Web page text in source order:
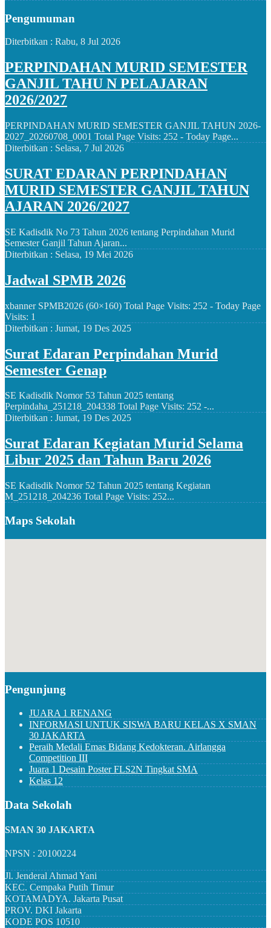
Pengumuman
Diterbitkan : Rabu, 8 Jul 2026
PERPINDAHAN MURID SEMESTER
GANJIL TAHU N PELAJARAN
2026/2027
PERPINDAHAN MURID SEMESTER GANJIL TAHUN 2026-
2027_20260708_0001 Total Page Visits: 252 - Today Page...
Diterbitkan : Selasa, 7 Jul 2026
SURAT EDARAN PERPINDAHAN
MURID SEMESTER GANJIL TAHUN
AJARAN 2026/2027
SE Kadisdik No 73 Tahun 2026 tentang Perpindahan Murid
Semester Ganjil Tahun Ajaran...
Diterbitkan : Selasa, 19 Mei 2026
Jadwal SPMB 2026
xbanner SPMB2026 (60×160) Total Page Visits: 252 - Today Page
Visits: 1
Diterbitkan : Jumat, 19 Des 2025
Surat Edaran Perpindahan Murid
Semester Genap
SE Kadisdik Nomor 53 Tahun 2025 tentang
Perpindaha_251218_204338 Total Page Visits: 252 -...
Diterbitkan : Jumat, 19 Des 2025
Surat Edaran Kegiatan Murid Selama
Libur 2025 dan Tahun Baru 2026
SE Kadisdik Nomor 52 Tahun 2025 tentang Kegiatan
M_251218_204236 Total Page Visits: 252...
Maps Sekolah
Pengunjung
JUARA 1 RENANG
INFORMASI UNTUK SISWA BARU KELAS X SMAN
30 JAKARTA
Peraih Medali Emas Bidang Kedokteran. Airlangga
Competition III
Juara 1 Desain Poster FLS2N Tingkat SMA
Kelas 12
Data Sekolah
SMAN 30 JAKARTA
NPSN : 20100224
Jl. Jenderal Ahmad Yani
KEC. Cempaka Putih Timur
KOTAMADYA. Jakarta Pusat
PROV. DKI Jakarta
KODE POS 10510